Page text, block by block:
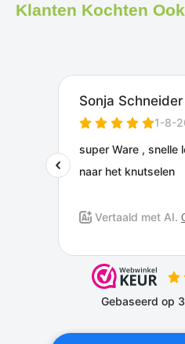
Klanten Kochten Ook